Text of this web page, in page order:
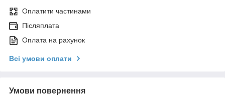
Оплатити частинами
Післяплата
Оплата на рахунок
Всі умови оплати
Умови повернення